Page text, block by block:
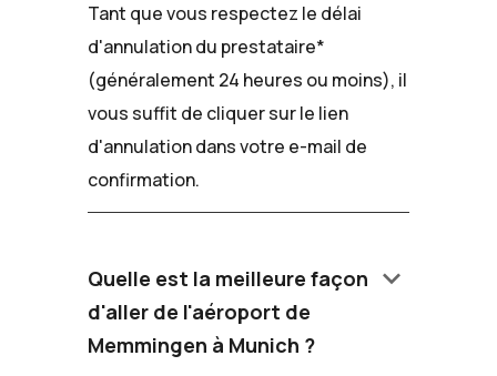
Tant que vous respectez le délai
d'annulation du prestataire*
(généralement 24 heures ou moins), il
vous suffit de cliquer sur le lien
d'annulation dans votre e-mail de
confirmation.
Quelle est la meilleure façon
d'aller de l'aéroport de
Memmingen à Munich ?
keyboard_arrow_down